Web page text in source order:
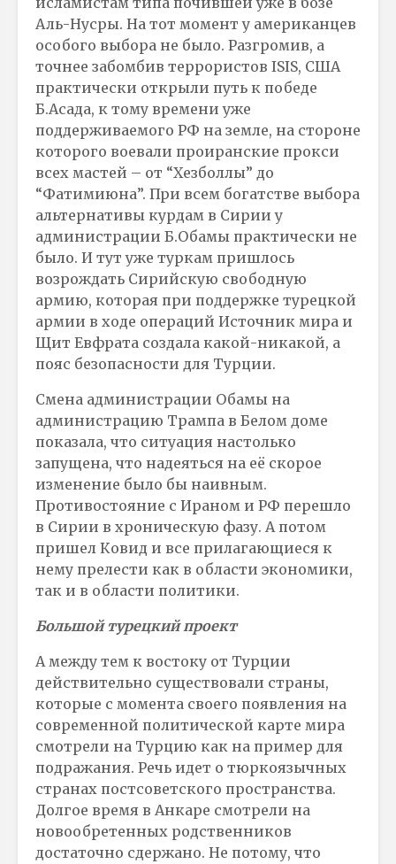
Аль-Нусры. На тот момент у американцев
особого выбора не было. Разгромив, а
точнее забомбив террористов ISIS, США
практически открыли путь к победе
Б.Асада, к тому времени уже
поддерживаемого РФ на земле, на стороне
которого воевали проиранские прокси
всех мастей – от “Хезболлы” до
“Фатимиюна”. При всем богатстве выбора
альтернативы курдам в Сирии у
администрации Б.Обамы практически не
было. И тут уже туркам пришлось
возрождать Сирийскую свободную
армию, которая при поддержке турецкой
армии в ходе операций Источник мира и
Щит Евфрата создала какой-никакой, а
пояс безопасности для Турции.
Смена администрации Обамы на
администрацию Трампа в Белом доме
показала, что ситуация настолько
запущена, что надеяться на её скорое
изменение было бы наивным.
Противостояние с Ираном и РФ перешло
в Сирии в хроническую фазу. А потом
пришел Ковид и все прилагающиеся к
нему прелести как в области экономики,
так и в области политики.
Большой турецкий проект
А между тем к востоку от Турции
действительно существовали страны,
которые с момента своего появления на
современной политической карте мира
смотрели на Турцию как на пример для
подражания. Речь идет о тюркоязычных
странах постсоветского пространства.
Долгое время в Анкаре смотрели на
новообретенных родственников
достаточно сдержано. Не потому, что